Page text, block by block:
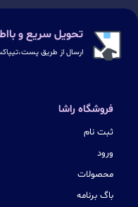
تحویل سریع و
ارسال از طریق
فروشگاه راشا
ثبت نام
ورود
محصولات
باگ برنامه